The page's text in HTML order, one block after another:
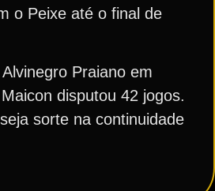
o Peixe até o final de
Praiano em
disputou 42 jogos.
sorte na continuidade